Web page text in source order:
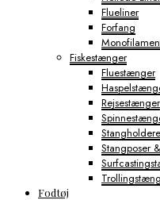
Flueliner
Forfang
Fiskestænger
Fluestænger
Rejsestænger
Stangholdere
Stangposer
Fodtøj